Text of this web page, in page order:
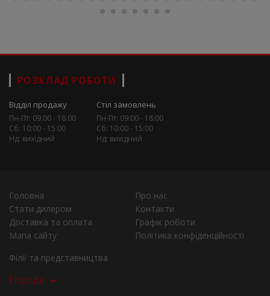
РОЗКЛАД РОБОТИ
Відділ продажу
Пн-Пт: 09:00 - 18:00
Сб: 10:00 - 15:00
Нд: вихідний
Стіл замовлень
Пн-Пт: 09:00 - 18:00
Сб: 10:00 - 15:00
Нд: вихідний
Головна
Про нас
Стати дилером
Контакти
Доставка та оплата
Графік роботи
Мапа сайту
Політика конфіденційності
Філії та представництва
Города